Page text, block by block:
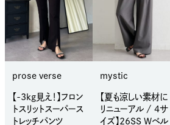
prose verse
【-3kg見え！】フロン
トスリットスーパース
トレッチパンツ
mystic
【夏も涼しい素材に
リニューアル / 4サ
イズ】26SS Wベル